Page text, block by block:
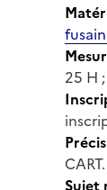
fusain
25 H
Sujet